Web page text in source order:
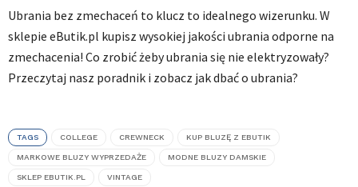
Ubrania bez zmechaceń to klucz to idealnego wizerunku. W
sklepie eButik.pl kupisz wysokiej jakości ubrania odporne na
zmechacenia! Co zrobić żeby ubrania się nie elektryzowały?
Przeczytaj nasz poradnik i zobacz jak dbać o ubrania?
TAGS COLLEGE CREWNECK KUP BLUZĘ Z EBUTIK
MARKOWE BLUZY WYPRZEDAŻE MODNE BLUZY DAMSKIE
SKLEP EBUTIK.PL VINTAGE